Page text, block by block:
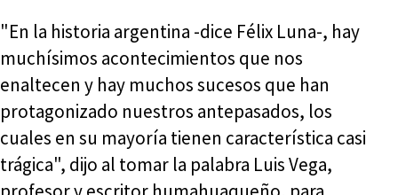
"En la historia argentina -dice Félix Luna-, hay
muchísimos acontecimientos que nos
enaltecen y hay muchos sucesos que han
protagonizado nuestros antepasados, los
cuales en su mayoría tienen característica casi
trágica", dijo al tomar la palabra Luis Vega,